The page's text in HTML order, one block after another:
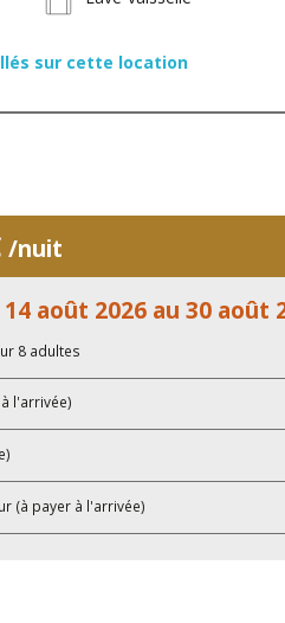
sur cette location
/nuit
août 2026 au 30 août
8 adultes
l'arrivée)
(à payer à l'arrivée)